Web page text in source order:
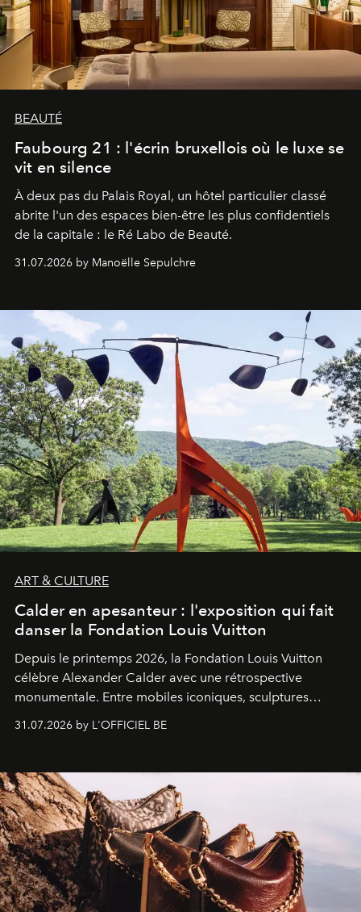
BEAUTÉ
Faubourg 21 : l'écrin bruxellois où le luxe se
vit en silence
À deux pas du Palais Royal, un hôtel particulier classé
abrite l'un des espaces bien-être les plus confidentiels
de la capitale : le Ré Labo de Beauté.
31.07.2026 by Manoëlle Sepulchre
ART & CULTURE
Calder en apesanteur : l'exposition qui fait
danser la Fondation Louis Vuitton
Depuis le printemps 2026, la Fondation Louis Vuitton
célèbre Alexander Calder avec une rétrospective
monumentale. Entre mobiles iconiques, sculptures
américain investit les espaces imaginés par Frank Gehry
sculpture.
31.07.2026 by L'OFFICIEL BE